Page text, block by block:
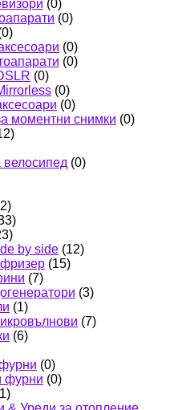
(0)
(0)
(0)
(0)
(0)
(0)
(0)
моментни снимки (0)
велосипед (0)
by side (12)
(15)
(7)
(3)
(1)
(7)
(6)
(0)
фурни (0)